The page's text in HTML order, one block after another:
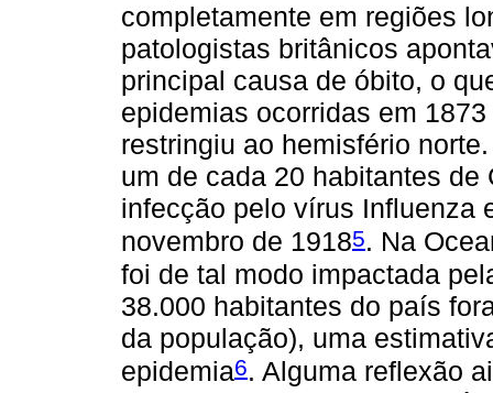
completamente em regiões
patologistas britânicos
principal causa de óbito, o
epidemias ocorridas em
restringiu ao hemisfério
um de cada 20 habitantes
infecção pelo vírus Influenza
novembro de 19185. Na
foi de tal modo impactada
38.000 habitantes do país
da população), uma
epidemia6. Alguma reflexão